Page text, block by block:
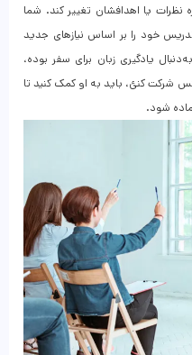
یا اهدافشان تغییر کند. شما
خود را بر اساس نیازهای جدید
یادگیری زبان برای سفر بوده،
شرکت کنئ، باید به او کمک کنید تا
شود.